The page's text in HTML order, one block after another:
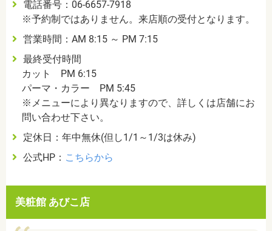
電話番号：06-6657-7918
※予約制ではありません。来店順の受付となります。
営業時間：AM 8:15 ～ PM 7:15
最終受付時間
カット PM 6:15
パーマ・カラー PM 5:45
※メニューにより異なりますので、詳しくは店舗にお
問い合わせ下さい。
定休日：年中無休(但し1/1～1/3は休み)
公式HP： こちらから
美粧館 あびこ店